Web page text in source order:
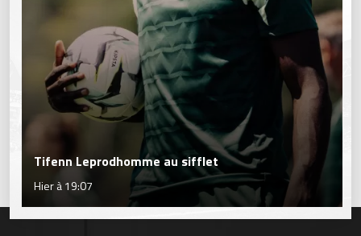
Tifenn Leprodhomme au sifflet
Hier à 19:07